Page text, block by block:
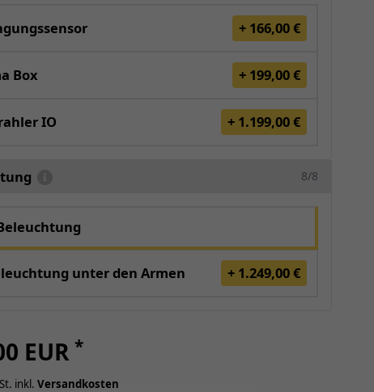
+ 166,00 €
Box + 199,00 €
IO + 1.199,00 €
8/8
unter den Armen + 1.249,00 €
EUR *
inkl. Versandkosten